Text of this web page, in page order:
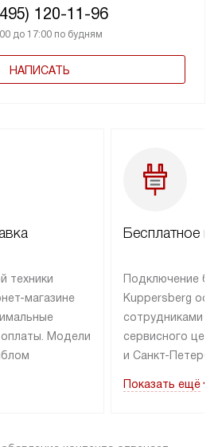
120-11-96
до 17:00 по будням
НАПИСАТЬ
техники
магазине
Модели
Бесплатное
Подключение
Kuppersberg
сотрудниками
сервисного
и Санкт-
подключается к
Показать ещё